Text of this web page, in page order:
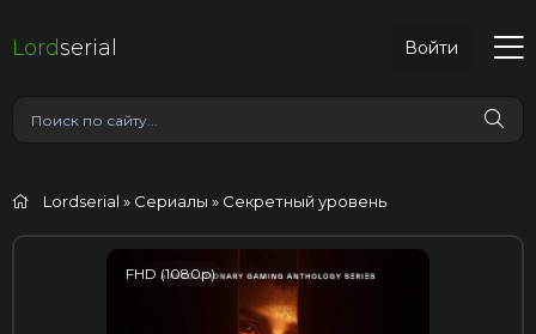
Lordserial Войти
Lordserial » Сериалы » Секретный уровень
FHD (1080p)